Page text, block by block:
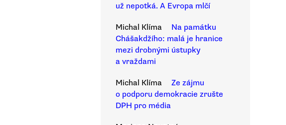
už nepotká. A Evropa mlčí
Michal Klíma
Na památku
Chášakdžího: malá je hranice
mezi drobnými ústupky
a vraždami
Michal Klíma
Ze zájmu
o podporu demokracie zrušte
DPH pro média